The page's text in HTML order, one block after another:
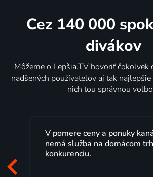
Cez 140 000
divákov
Môžeme o Lepšia.TV hovoriť čokoľvek
nadšených používateľov aj tak najlepšie
nich tou správnou
V pomere ceny a ponuky
nemá služba na domácom
konkurenciu.